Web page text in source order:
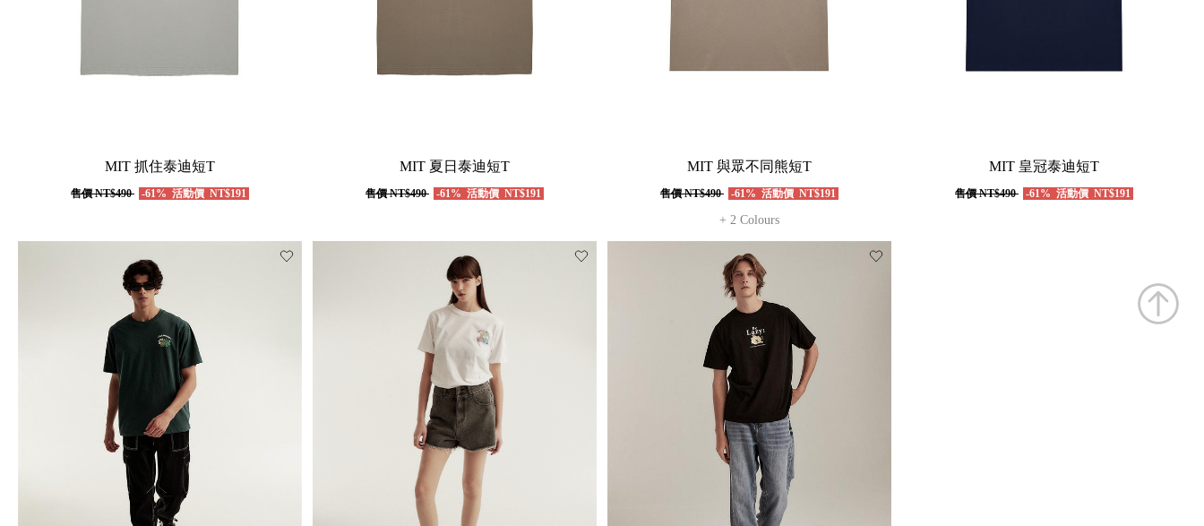
MIT 抓住泰迪短T
售價NT$490 -61% 活動價 NT$191
MIT 夏日泰迪短T
售價NT$490 -61% 活動價 NT$191
MIT 與眾不同熊短T
售價NT$490 -61% 活動價 NT$191
+ 2 Colours
MIT 皇冠泰迪短T
售價NT$490 -61% 活動價 NT$191